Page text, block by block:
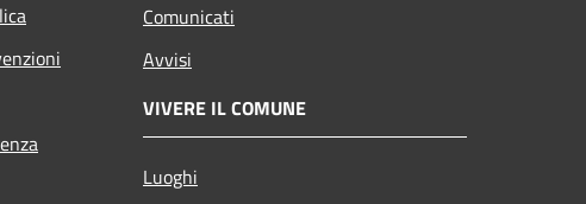
Comunicati
Avvisi
VIVERE IL COMUNE
Luoghi